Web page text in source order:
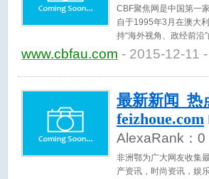
CBF聚焦网是中国第一
自于1995年3月在澳大
持“海外视角、政经前
经济变革、政治动向和
COO等）的政经和经营
要读者。
www.cbfau.com - 2015-12-11 -
最新新闻_热
feizhoue.com
AlexaRank： 0
非洲鄂为广大网友收集
产资讯，时尚资讯，娱